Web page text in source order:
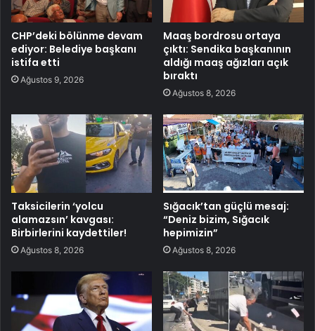
CHP’deki bölünme devam
ediyor: Belediye başkanı
istifa etti
Ağustos 9, 2026
Maaş bordrosu ortaya
çıktı: Sendika başkanının
aldığı maaş ağızları açık
bıraktı
Ağustos 8, 2026
Taksicilerin ‘yolcu
alamazsın’ kavgası:
Birbirlerini kaydettiler!
Ağustos 8, 2026
Sığacık’tan güçlü mesaj:
“Deniz bizim, Sığacık
hepimizin”
Ağustos 8, 2026